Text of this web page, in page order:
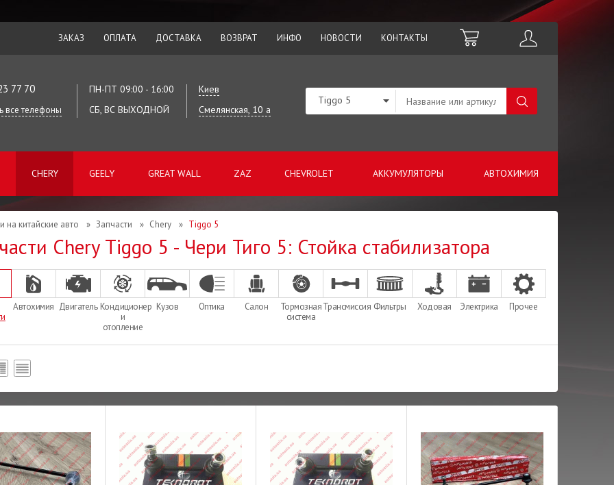
ЗАКАЗ ОПЛАТА ДОСТАВКА ВОЗВРАТ ИНФО НОВОСТИ КОНТАКТЫ
77 70
все телефоны
ПН-ПТ 09:00 - 16:00
СБ, ВС ВЫХОДНОЙ
Киев
Смелянская, 10 а
CHERY GEELY GREAT WALL ZAZ CHEVROLET АККУМУЛЯТОРЫ АВТОХИМИЯ
Tiggo 5
на китайские авто » Запчасти » Chery » Tiggo 5
Chery Tiggo 5 - Чери Тиго 5: Стойка стабилизатора
Автохимия Двигатель Кондиционер
и
отопление
Кузов Оптика Салон
Тормозная
система
Трансмиссия Фильтры Ходовая Электрика Прочее